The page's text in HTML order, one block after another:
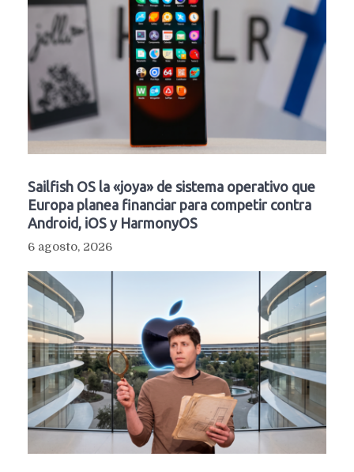
Sailfish OS la «joya» de sistema operativo que
Europa planea financiar para competir contra
Android, iOS y HarmonyOS
6 agosto, 2026